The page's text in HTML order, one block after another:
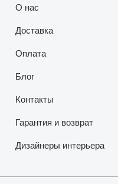
О нас
Доставка
Оплата
Блог
Контакты
Гарантия и возврат
Дизайнеры интерьера